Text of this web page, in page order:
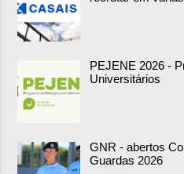
PEJENE 2026 -
Universitários
GNR - abertos
Guardas 2026